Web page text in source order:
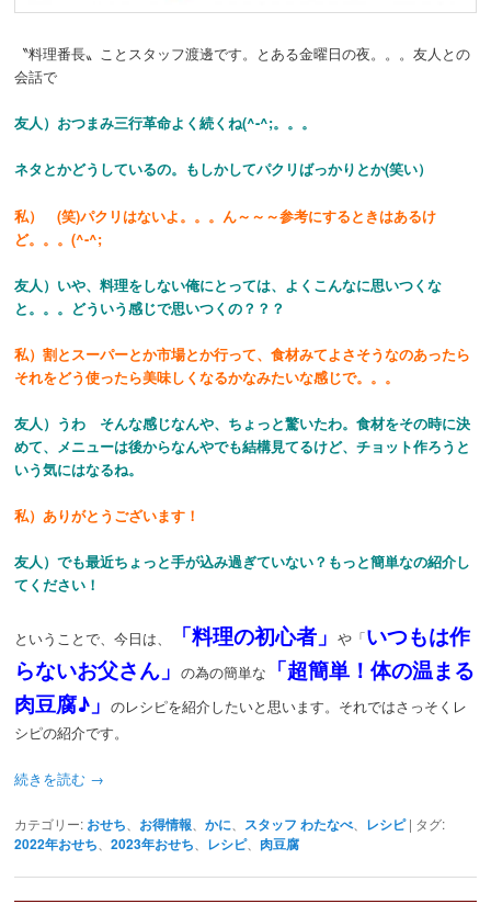
〝料理番長〟ことスタッフ渡邊です。とある金曜日の夜。。。友人との
会話で
友人）おつまみ三行革命よく続くね(^-^;。。。
ネタとかどうしているの。もしかしてパクリばっかりとか(笑い）
私） (笑)パクリはないよ。。。ん～～～参考にするときはあるけ
ど。。。(^-^;
友人）いや、料理をしない俺にとっては、よくこんなに思いつくな
と。。。どういう感じで思いつくの？？？
私）割とスーパーとか市場とか行って、食材みてよさそうなのあったら
それをどう使ったら美味しくなるかなみたいな感じで。。。
友人）うわ そんな感じなんや、ちょっと驚いたわ。食材をその時に決
めて、メニューは後からなんやでも結構見てるけど、チョット作ろうと
いう気にはなるね。
私）ありがとうございます！
友人）でも最近ちょっと手が込み過ぎていない？もっと簡単なの紹介し
てください！
ということで、今日は、 「料理の初心者」や「いつもは作
らないお父さん」の為の簡単な
「超簡単！体の温まる
肉豆腐♪」のレシピを紹介したいと思います。それではさっそくレ
シピの紹介です。
続きを読む →
カテゴリー: おせち お得情報 、かに スタッフ わたなべ、 レシピ | タグ:
2022年おせち 、2023年おせち レシピ、 肉豆腐